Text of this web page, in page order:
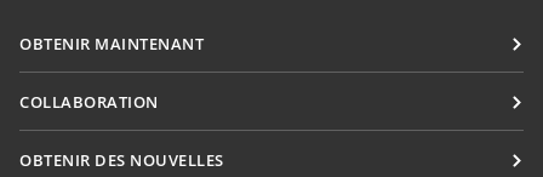
OBTENIR MAINTENANT
Workspace
COLLABORATION
OBTENIR DES NOUVELLES